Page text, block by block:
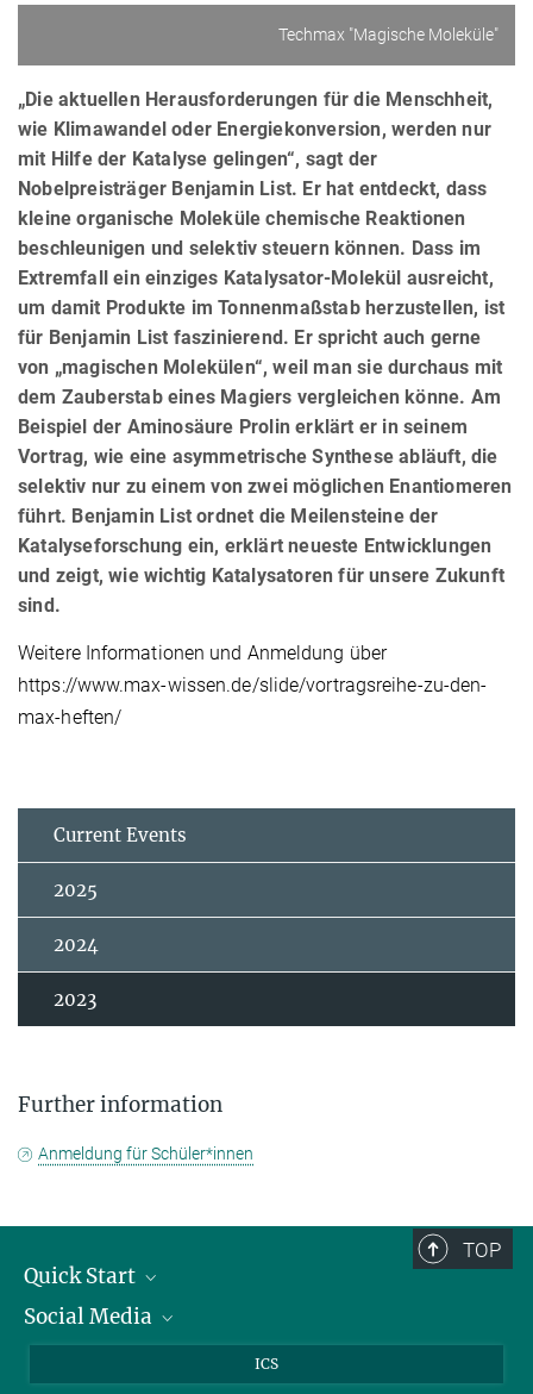
Techmax "Magische Moleküle"
„Die aktuellen Herausforderungen für die Menschheit,
wie Klimawandel oder Energiekonversion, werden nur
mit Hilfe der Katalyse gelingen“, sagt der
Nobelpreisträger Benjamin List. Er hat entdeckt, dass
kleine organische Moleküle chemische Reaktionen
beschleunigen und selektiv steuern können. Dass im
Extremfall ein einziges Katalysator-Molekül ausreicht,
um damit Produkte im Tonnenmaßstab herzustellen, ist
für Benjamin List faszinierend. Er spricht auch gerne
von „magischen Molekülen“, weil man sie durchaus mit
dem Zauberstab eines Magiers vergleichen könne. Am
Beispiel der Aminosäure Prolin erklärt er in seinem
Vortrag, wie eine asymmetrische Synthese abläuft, die
selektiv nur zu einem von zwei möglichen Enantiomeren
führt. Benjamin List ordnet die Meilensteine der
Katalyseforschung ein, erklärt neueste Entwicklungen
und zeigt, wie wichtig Katalysatoren für unsere Zukunft
sind.
Weitere Informationen und Anmeldung über
https://www.max-wissen.de/slide/vortragsreihe-zu-den-
max-heften/
Current Events
2025
2024
2023
Further information
Anmeldung für Schüler*innen
TOP
Quick Start
Publications
Social Media
ICS